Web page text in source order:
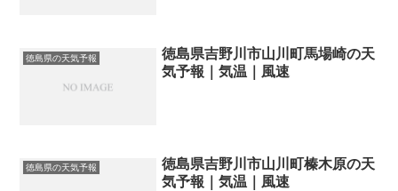
徳島県の天気予報
徳島県吉野川市山川町馬場崎の天
気予報｜気温｜風速
徳島県の天気予報
徳島県吉野川市山川町榛木原の天
気予報｜気温｜風速